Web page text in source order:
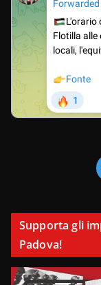
Supporta gli
Padova!